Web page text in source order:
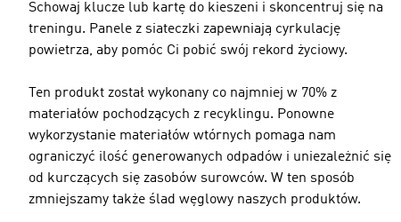
Schowaj klucze lub kartę do kieszeni i skoncentruj się na
treningu. Panele z siateczki zapewniają cyrkulację
powietrza, aby pomóc Ci pobić swój rekord życiowy.
Ten produkt został wykonany co najmniej w 70% z
materiałów pochodzących z recyklingu. Ponowne
wykorzystanie materiałów wtórnych pomaga nam
ograniczyć ilość generowanych odpadów i uniezależnić się
od kurczących się zasobów surowców. W ten sposób
zmniejszamy także ślad węglowy naszych produktów.